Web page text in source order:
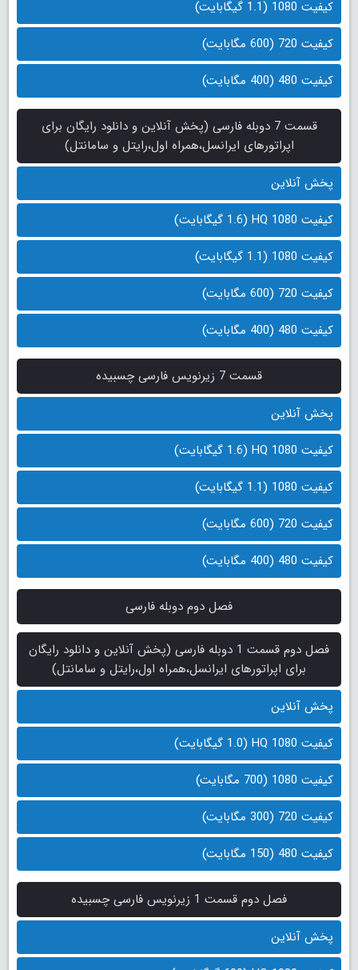
کیفیت 1080 (1.1 گیگابایت)
کیفیت 720 (600 مگابایت)
کیفیت 480 (400 مگابایت)
قسمت 7 دوبله فارسی (پخش آنلاین و دانلود رایگان برای
اپراتورهای ایرانسل،همراه اول،رایتل و سامانتل)
پخش آنلاین
کیفیت 1080 HQ (1.6 گیگابایت)
کیفیت 1080 (1.1 گیگابایت)
کیفیت 720 (600 مگابایت)
کیفیت 480 (400 مگابایت)
قسمت 7 زیرنویس فارسی چسبیده
پخش آنلاین
کیفیت 1080 HQ (1.6 گیگابایت)
کیفیت 1080 (1.1 گیگابایت)
کیفیت 720 (600 مگابایت)
کیفیت 480 (400 مگابایت)
فصل دوم دوبله فارسی
فصل دوم قسمت 1 دوبله فارسی (پخش آنلاین و دانلود رایگان
برای اپراتورهای ایرانسل،همراه اول،رایتل و سامانتل)
پخش آنلاین
کیفیت 1080 HQ (1.0 گیگابایت)
کیفیت 1080 (700 مگابایت)
کیفیت 720 (300 مگابایت)
کیفیت 480 (150 مگابایت)
فصل دوم قسمت 1 زیرنویس فارسی چسبیده
پخش آنلاین